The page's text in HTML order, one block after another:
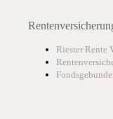
Riester Rente